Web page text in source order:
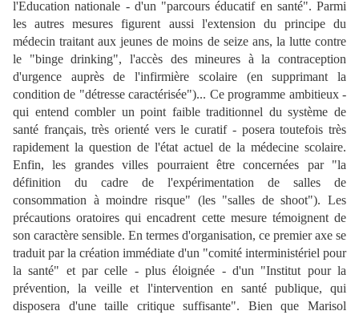
l'Education nationale - d'un "parcours éducatif en santé". Parmi
les autres mesures figurent aussi l'extension du principe du
médecin traitant aux jeunes de moins de seize ans, la lutte contre
le "binge drinking", l'accès des mineures à la contraception
d'urgence auprès de l'infirmière scolaire (en supprimant la
condition de "détresse caractérisée")... Ce programme ambitieux -
qui entend combler un point faible traditionnel du système de
santé français, très orienté vers le curatif - posera toutefois très
rapidement la question de l'état actuel de la médecine scolaire.
Enfin, les grandes villes pourraient être concernées par "la
définition du cadre de l'expérimentation de salles de
consommation à moindre risque" (les "salles de shoot"). Les
précautions oratoires qui encadrent cette mesure témoignent de
son caractère sensible. En termes d'organisation, ce premier axe se
traduit par la création immédiate d'un "comité interministériel pour
la santé" et par celle - plus éloignée - d'un "Institut pour la
prévention, la veille et l'intervention en santé publique, qui
disposera d'une taille critique suffisante". Bien que Marisol